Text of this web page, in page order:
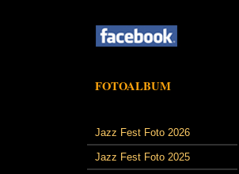
FOTOALBUM
Jazz Fest Foto 2026
Jazz Fest Foto 2025